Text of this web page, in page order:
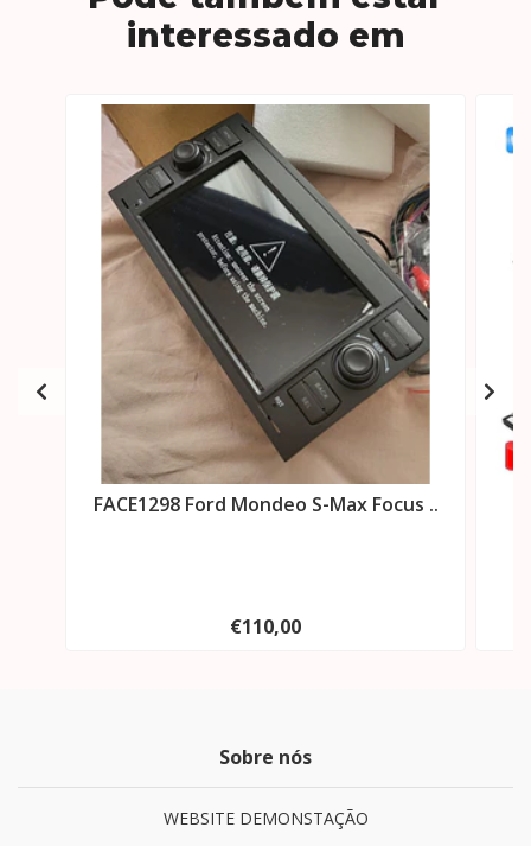
interessado em
FACE1298 Ford Mondeo S-Max Focus ..
€110,00
Sobre nós
WEBSITE DEMONSTAÇÃO